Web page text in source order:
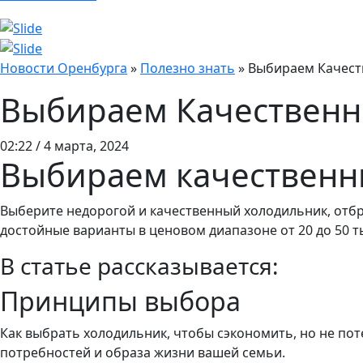
Новости Оренбурга » Полезно знать » Выбираем
Выбираем
02:22 / 4 марта, 2024
Выбираем
Выберите недорогой и качественный холодильник,
достойные варианты в ценовом диапазоне от 20 до 50
В статье рассказывается:
Принципы выбора
Как выбрать холодильник, чтобы сэкономить, но не
потребностей и образа жизни вашей семьи.